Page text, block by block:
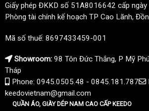
Giấy phép ĐKKD số 51A8016642 cấp
Phòng tài chính kế hoạch TP Cao Lãnh,
Mã số thuế: 8697433459-001
Showroom: 98 Tôn Đức Thắng, P Mỹ
Tháp
Phone: 0945.0505.48 - 0845.181.787
keedovietnam@gmail.com
QUẦN ÁO, GIÀY DÉP NAM CAO CẤP KEEDO